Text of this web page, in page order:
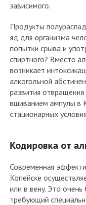
зависимого.
Продукты
яд для организма
попытки срыва и
спиртного? Вместо
возникает
алкогольной
развития
вшиванием ампулы в
стационарных
Кодировка от
Современная
Копейске
или в вену. Это
требующий